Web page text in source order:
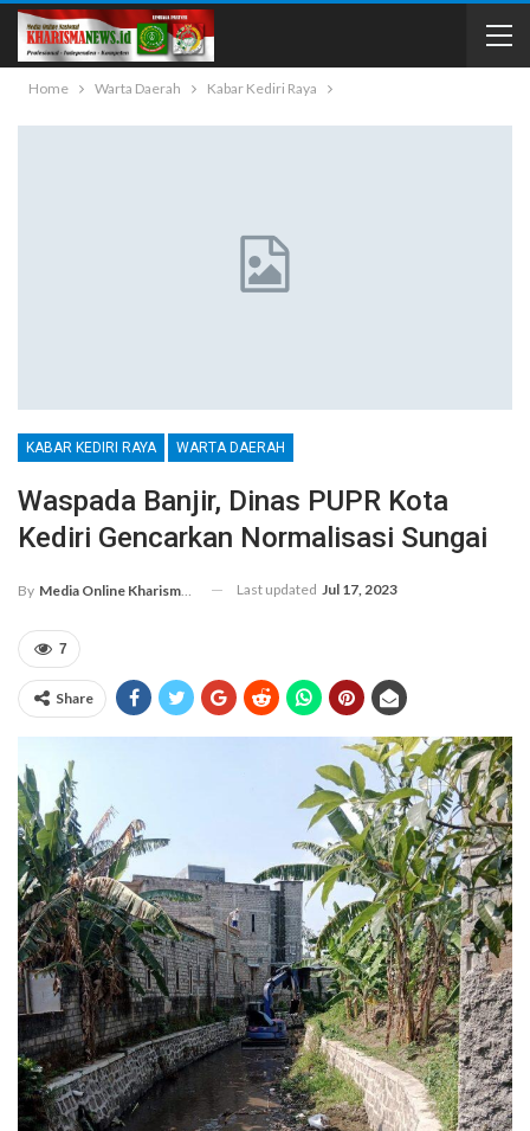
Home Warta Daerah Kabar Kediri Raya
KABAR KEDIRI RAYA WARTA DAERAH
Waspada Banjir, Dinas PUPR Kota
Kediri Gencarkan Normalisasi Sungai
By Media Online Kharismanews.id Last updated Jul 17, 2023
7
Share